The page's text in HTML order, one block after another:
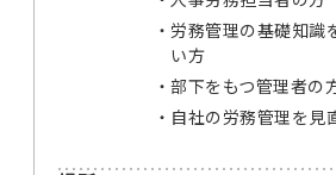
労務管理の基礎知識
い方
部下をもつ管理者の
自社の労務管理を見